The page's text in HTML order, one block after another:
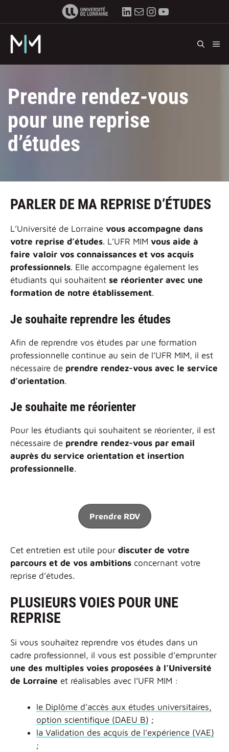
LinkedIn
E-mailInstagram
YouTube
Prendre rendez-vous
pour une reprise
d’études
PARLER DE MA REPRISE D’ÉTUDES
L’Université de Lorraine vous accompagne dans
votre reprise d’études. L’UFR MIM vous aide à
faire valoir vos connaissances et vos acquis
professionnels. Elle accompagne également les
étudiants qui souhaitent se réorienter avec une
formation de notre établissement.
Je souhaite reprendre les études
Afin de reprendre vos études par une formation
professionnelle continue au sein de l’UFR MIM, il est
nécessaire de prendre rendez-vous avec le service
d’orientation.
Je souhaite me réorienter
Pour les étudiants qui souhaitent se réorienter, il est
nécessaire de prendre rendez-vous par email
auprès du service orientation et insertion
professionnelle.
Prendre RDV
Cet entretien est utile pour discuter de votre
parcours et de vos ambitions concernant votre
reprise d’études.
PLUSIEURS VOIES POUR UNE
REPRISE
Si vous souhaitez reprendre vos études dans un
cadre professionnel, il vous est possible d’emprunter
une des multiples voies proposées à l’Université
de Lorraine et réalisables avec l’UFR MIM :
le Diplôme d’accès aux études universitaires,
option scientifique (DAEU B) ;
la Validation des acquis de l’expérience (VAE)
;